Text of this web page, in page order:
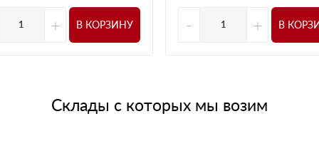
+ В КОРЗИНУ - + В
Склады с которых мы возим